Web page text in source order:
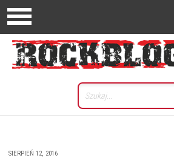
SIERPIEŃ 12, 2016